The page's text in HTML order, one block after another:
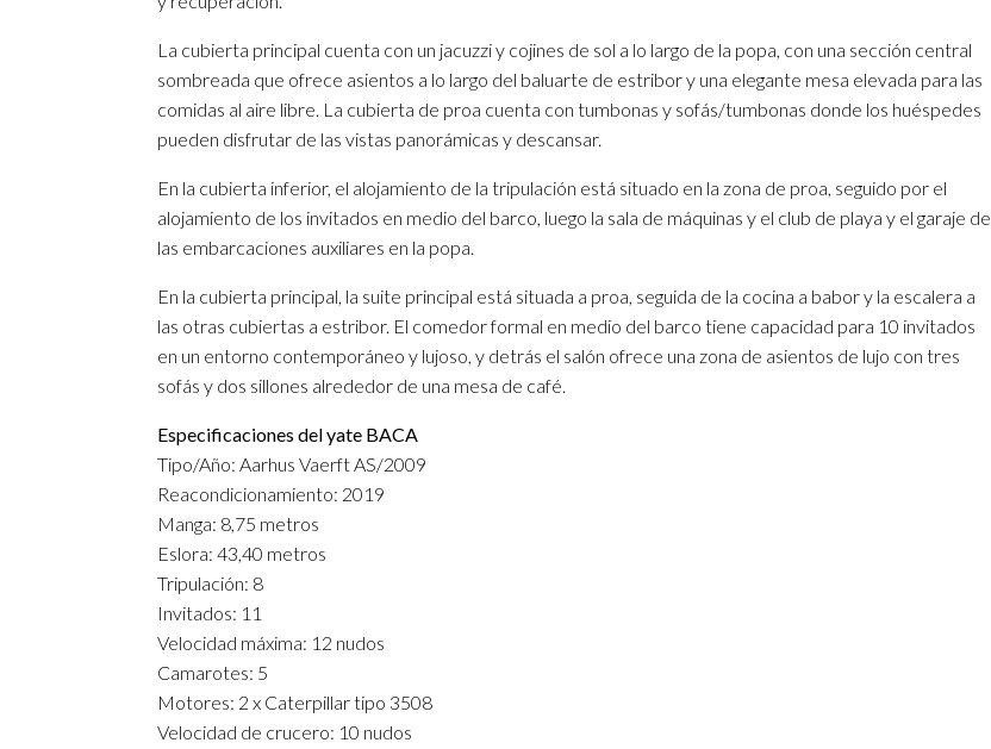
La cubierta principal cuenta con un jacuzzi y cojines de sol a lo largo de la popa, con una sección central
sombreada que ofrece asientos a lo largo del baluarte de estribor y una elegante mesa elevada para las
comidas al aire libre. La cubierta de proa cuenta con tumbonas y sofás/tumbonas donde los huéspedes
pueden disfrutar de las vistas panorámicas y descansar.
En la cubierta inferior, el alojamiento de la tripulación está situado en la zona de proa, seguido por el
alojamiento de los invitados en medio del barco, luego la sala de máquinas y el club de playa y el garaje de
las embarcaciones auxiliares en la popa.
En la cubierta principal, la suite principal está situada a proa, seguida de la cocina a babor y la escalera a
las otras cubiertas a estribor. El comedor formal en medio del barco tiene capacidad para 10 invitados
en un entorno contemporáneo y lujoso, y detrás el salón ofrece una zona de asientos de lujo con tres
sofás y dos sillones alrededor de una mesa de café.
Especificaciones del yate BACA
Tipo/Año: Aarhus Vaerft AS/2009
Reacondicionamiento: 2019
Manga: 8,75 metros
Eslora: 43,40 metros
Tripulación: 8
Invitados: 11
Velocidad máxima: 12 nudos
Camarotes: 5
Motores: 2 x Caterpillar tipo 3508
Velocidad de crucero: 10 nudos